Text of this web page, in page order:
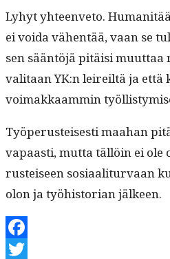
Lyhyt yhteen­ve­to.
ei voi­da vähen­tää, vaan se
sen sään­töjä pitäisi muut­taa
val­i­taan YK:n leireiltä ja että
voimakkaam­min
Työpe­rusteis­es­ti maa­han
vapaasti, mut­ta täl­löin ei
rusteiseen sosi­aal­i­tur­vaan
olon ja työhis­to­ri­an jälkeen.
Facebook